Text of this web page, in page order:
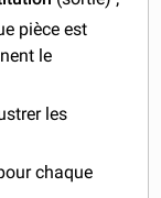
pièce est
le
les
chaque